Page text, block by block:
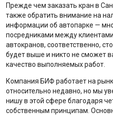
Прежде чем заказать кран в
также обратить внимание на
информации об автопарке —
посредниками между
автокранов, соответственно,
будет выше и никто не сможет
качество выполняемых работ.
Компания БИФ работает на
относительно недавно, но мы
нишу в этой сфере благодаря
собственным принципам.